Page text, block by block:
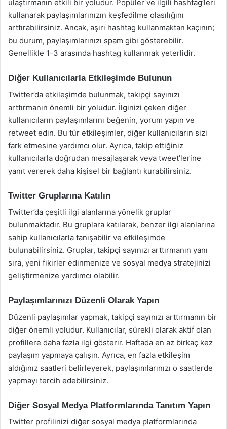
ulaştırmanın etkili bir yoludur. Popüler ve ilgili hashtag’leri
kullanarak paylaşımlarınızın keşfedilme olasılığını
arttırabilirsiniz. Ancak, aşırı hashtag kullanmaktan kaçının;
bu durum, paylaşımlarınızı spam gibi gösterebilir.
Genellikle 1-3 arasında hashtag kullanmak yeterlidir.
Diğer Kullanıcılarla Etkileşimde Bulunun
Twitter’da etkileşimde bulunmak, takipçi sayınızı
arttırmanın önemli bir yoludur. İlginizi çeken diğer
kullanıcıların paylaşımlarını beğenin, yorum yapın ve
retweet edin. Bu tür etkileşimler, diğer kullanıcıların sizi
fark etmesine yardımcı olur. Ayrıca, takip ettiğiniz
kullanıcılarla doğrudan mesajlaşarak veya tweet’lerine
yanıt vererek daha kişisel bir bağlantı kurabilirsiniz.
Twitter Gruplarına Katılın
Twitter’da çeşitli ilgi alanlarına yönelik gruplar
bulunmaktadır. Bu gruplara katılarak, benzer ilgi alanlarına
sahip kullanıcılarla tanışabilir ve etkileşimde
bulunabilirsiniz. Gruplar, takipçi sayınızı arttırmanın yanı
sıra, yeni fikirler edinmenize ve sosyal medya stratejinizi
geliştirmenize yardımcı olabilir.
Paylaşımlarınızı Düzenli Olarak Yapın
Düzenli paylaşımlar yapmak, takipçi sayınızı arttırmanın bir
diğer önemli yoludur. Kullanıcılar, sürekli olarak aktif olan
profillere daha fazla ilgi gösterir. Haftada en az birkaç kez
paylaşım yapmaya çalışın. Ayrıca, en fazla etkileşim
aldığınız saatleri belirleyerek, paylaşımlarınızı o saatlerde
yapmayı tercih edebilirsiniz.
Diğer Sosyal Medya Platformlarında Tanıtım Yapın
Twitter profilinizi diğer sosyal medya platformlarında